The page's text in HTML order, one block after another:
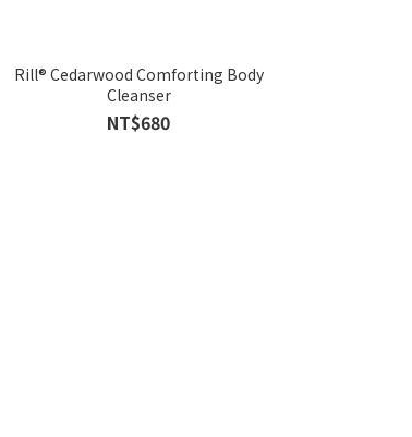
Rill® Cedarwood Comforting Body
Cleanser
NT$680